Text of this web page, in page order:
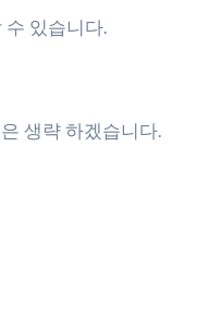
있습니다.
생략 하겠습니다.